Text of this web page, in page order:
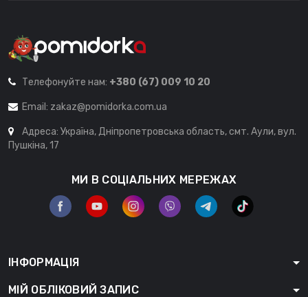
Телефонуйте нам: +380 (67) 009 10 20
Email: zakaz@pomidorka.com.ua
Адреса: Україна, Дніпропетровська область, смт. Аули, вул.
Пушкіна, 17
МИ В СОЦІАЛЬНИХ МЕРЕЖАХ
ІНФОРМАЦІЯ
МІЙ ОБЛІКОВИЙ ЗАПИС